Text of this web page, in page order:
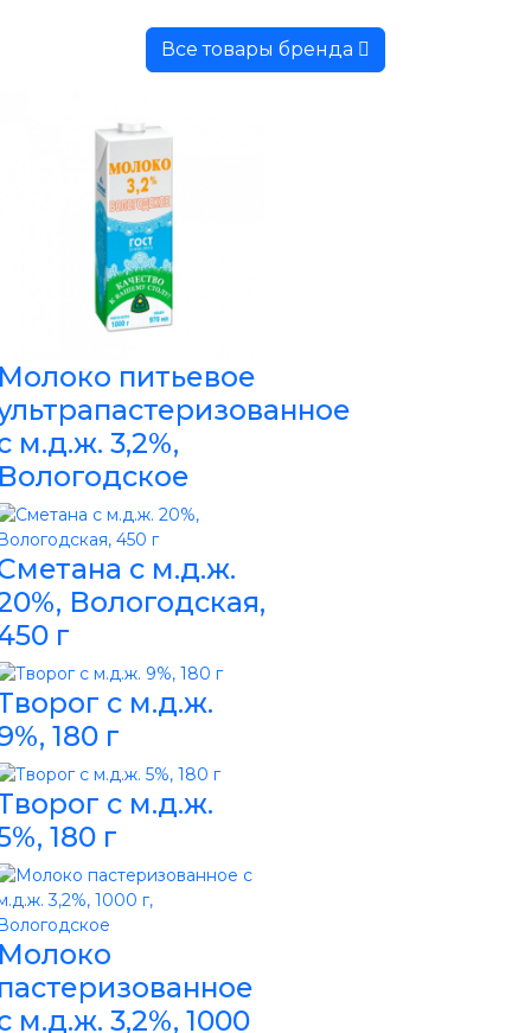
Все товары бренда
питьевое
м.д.ж. 3,2%,
с м.д.ж.
Вологодская,
г
с м.д.ж.
180 г
с м.д.ж.
180 г
м.д.ж. 3,2%, 1000